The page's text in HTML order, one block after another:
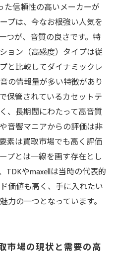
た信頼性の高いメーカーが
プは、今なお根強い人気を
つが、音質の良さです。特
ョン（高感度）タイプは従
と比較してダイナミックレ
の情報量が多い特徴があり
保管されているカセットテ
、長期間にわたって高音質
音響マニアからの評価は非
素は買取市場でも高く評価
プとは一線を画す存在とし
TDKやmaxellは当時の代表的
価値も高く、手に入れたい
力の一つとなっています。
市場の現状と需要の高